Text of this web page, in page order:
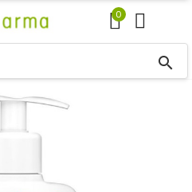
0
search